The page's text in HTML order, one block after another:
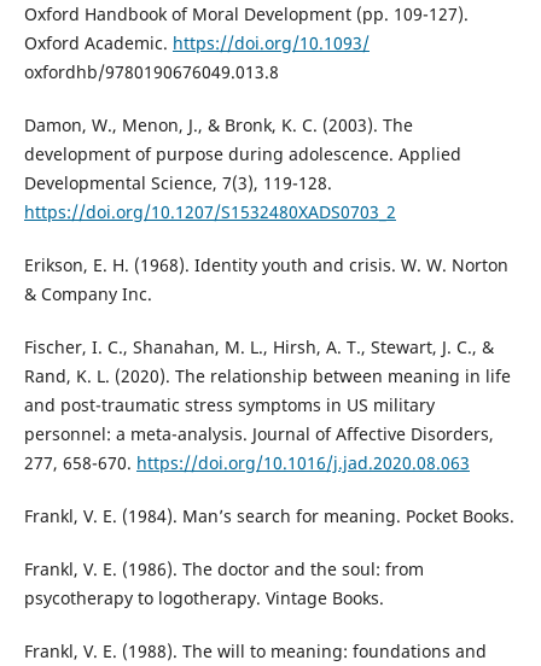
Oxford Handbook of Moral Development (pp. 109-127).
Oxford Academic. https://doi.org/10.1093/
oxfordhb/9780190676049.013.8
Damon, W., Menon, J., & Bronk, K. C. (2003). The
development of purpose during adolescence. Applied
Developmental Science, 7(3), 119-128.
https://doi.org/10.1207/S1532480XADS0703_2
Erikson, E. H. (1968). Identity youth and crisis. W. W. Norton
& Company Inc.
Fischer, I. C., Shanahan, M. L., Hirsh, A. T., Stewart, J. C., &
Rand, K. L. (2020). The relationship between meaning in life
and post-traumatic stress symptoms in US military
personnel: a meta-analysis. Journal of Affective Disorders,
277, 658-670. https://doi.org/10.1016/j.jad.2020.08.063
Frankl, V. E. (1984). Man’s search for meaning. Pocket Books.
Frankl, V. E. (1986). The doctor and the soul: from
psycotherapy to logotherapy. Vintage Books.
Frankl, V. E. (1988). The will to meaning: foundations and